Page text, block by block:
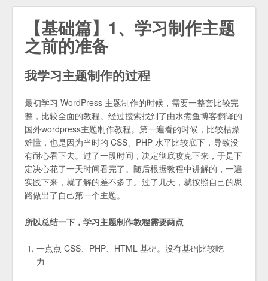
【基础篇】1、学习制作主题
之前的准备
我学习主题制作的过程
最初学习 WordPress 主题制作的时候，需要一整套比较完
整，比较全面的教程。经过搜索找到了由水煮鱼博客翻译的
国外wordpress主题制作教程。第一遍看的时候，比较枯燥
难懂，也是因为当时的 CSS、PHP 水平比较底下，导致没
有耐心看下去。过了一段时间，决定彻底攻克下来，于是下
定决心花了一天时间看完了。随后根据教程中讲解的，一遍
实践下来，就了解的差不多了。过了几天，就按照自己的思
路做出了自己第一个主题。
所以总结一下，学习主题制作教程需要两点
一点点 CSS、PHP、HTML 基础。没有基础比较吃
力